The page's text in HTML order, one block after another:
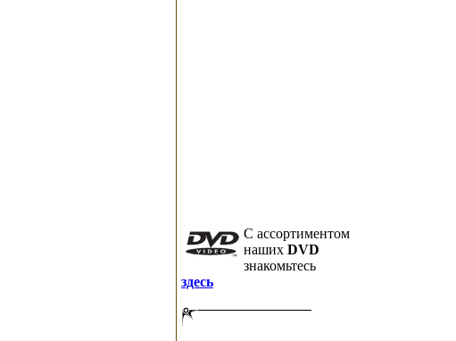
C ассортиментом
наших DVD
знакомьтесь
здесь